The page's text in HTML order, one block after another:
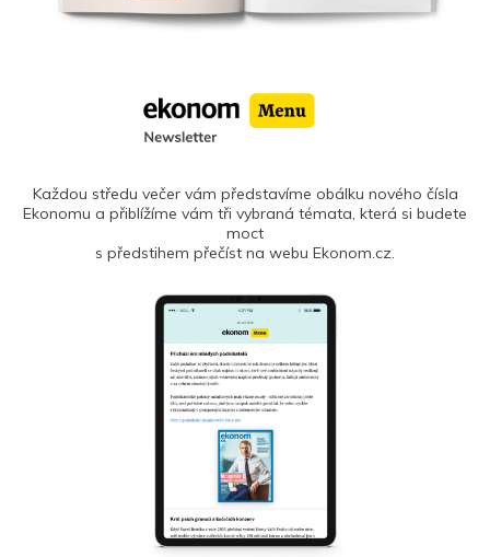
Každou středu večer vám představíme obálku nového čísla
Ekonomu a přiblížíme vám tři vybraná témata, která si budete
moct
s předstihem přečíst na webu Ekonom.cz.